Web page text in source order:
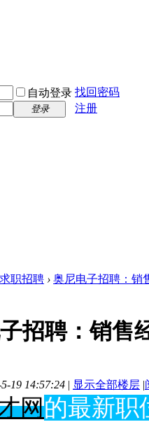
自动登录 找回密码
登录
注册
求职招聘 › 奥尼电子招聘：销
招聘：销售
19 14:57:24 | 显示全部楼层 |
网的最新职